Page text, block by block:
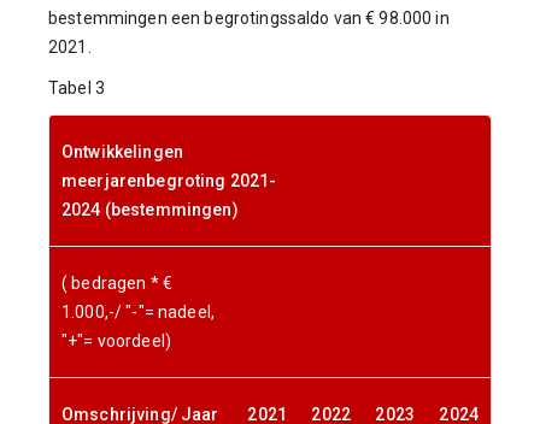
bestemmingen een begrotingssaldo van € 98.000 in
2021.
Tabel 3
Ontwikkelingen
meerjarenbegroting 2021-
2024 (bestemmingen)
( bedragen * €
1.000,-/ "-"= nadeel,
"+"= voordeel)
Omschrijving/ Jaar 2021 2022 2023 2024